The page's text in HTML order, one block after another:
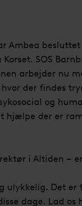
Ambea
Korset. SOS
arbejder nu
der findes
og
hjælpe der er
i Altiden –
ulykkelig. Det
dage. Lad